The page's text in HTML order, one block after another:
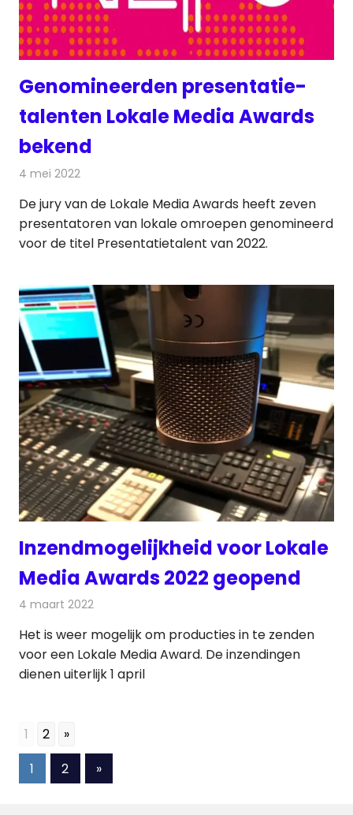
Genomineerden presentatie-
talenten Lokale Media Awards
bekend
4 mei 2022
De jury van de Lokale Media Awards heeft zeven
presentatoren van lokale omroepen genomineerd
voor de titel Presentatietalent van 2022.
Inzendmogelijkheid voor Lokale
Media Awards 2022 geopend
4 maart 2022
Het is weer mogelijk om producties in te zenden
voor een Lokale Media Award. De inzendingen
dienen uiterlijk 1 april
1 2 »
Berichten
1 2
Volgende
berichten
»